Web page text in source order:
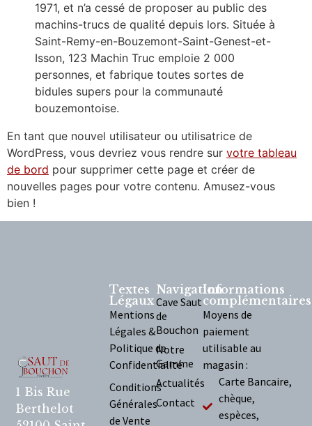
1971, et n’a cessé de proposer au public des
machins-trucs de qualité depuis lors. Située à
Saint-Remy-en-Bouzemont-Saint-Genest-et-
Isson, 123 Machin Truc emploie 2 000
personnes, et fabrique toutes sortes de
bidules supers pour la communauté
bouzemontoise.
En tant que nouvel utilisateur ou utilisatrice de
WordPress, vous devriez vous rendre sur votre tableau
de bord pour supprimer cette page et créer de
nouvelles pages pour votre contenu. Amusez-vous
bien !
1 Bis Rue
Berthelot
Navigation
Cave Saut
de
Bouchon
Notre
Gamme
Actualités
Contact
Textes
Légaux
Mentions
Légales &
Politique de
Confidentialité
Conditions
Générales
de Vente
Informations
complémentaires
Moyens de
paiement
utilisable au
magasin :
Carte Bancaire,
chèque,
espèces,